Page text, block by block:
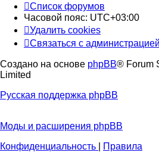
Список форумов
Часовой пояс: UTC+03:00
Удалить cookies
Связаться с администрацией
Создано на основе phpBB® Forum
Limited
Русская поддержка phpBB
Моды и расширения phpBB
Конфиденциальность
Правила